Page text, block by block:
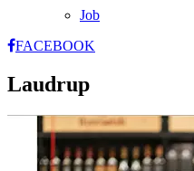
Job
FACEBOOK
Laudrup